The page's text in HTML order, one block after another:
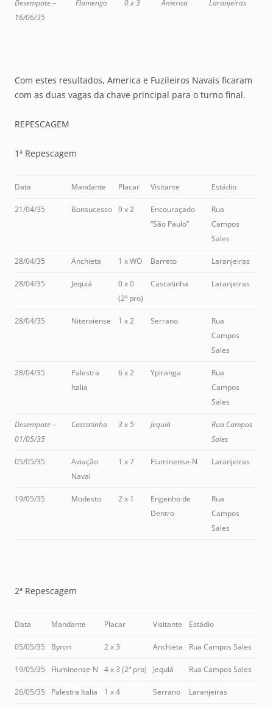
Desempate –
16/06/35
Flamengo 0 x 3 America Laranjeiras
Com estes resultados, America e Fuzileiros Navais ficaram
com as duas vagas da chave principal para o turno final.
REPESCAGEM
1ª Repescagem
Data Mandante Placar Visitante Estádio
21/04/35 Bonsucesso 9 x 2
Encouraçado
“São Paulo”
Rua
Campos
Sales
28/04/35 Anchieta 1 x WO Barreto Laranjeiras
28/04/35 Jequiá
0 x 0
(2ª pro)
Cascatinha Laranjeiras
28/04/35 Niteroiense 1 x 2 Serrano
Rua
Campos
Sales
28/04/35
Palestra
Italia
6 x 2 Ypiranga
Rua
Campos
Sales
Desempate –
01/05/35
Cascatinha 3 x 5 Jequiá
Rua Campos
Sales
05/05/35
Aviação
Naval
1 x 7 Fluminense-N Laranjeiras
19/05/35 Modesto 2 x 1
Engenho de
Dentro
Rua
Campos
Sales
2ª Repescagem
Data Mandante Placar Visitante Estádio
05/05/35 Byron 2 x 3 Anchieta Rua Campos Sales
19/05/35 Fluminense-N 4 x 3 (2ª pro) Jequiá Rua Campos Sales
26/05/35 Palestra Italia 1 x 4 Serrano Laranjeiras